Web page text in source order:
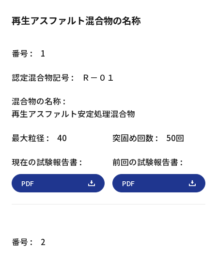
再生アスファルト混合物の名称
1
Ｒ－０１
再生アスファルト安定処理混合物
40 50回
PDF PDF
2